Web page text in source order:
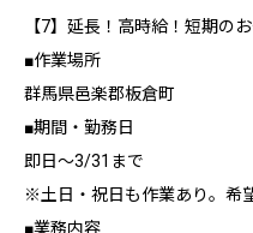
【7】延長！高時給！短期の
■作業場所
群馬県邑楽郡板倉町
■期間・勤務日
即日～3/31まで
※土日・祝日も作業あり。希
■業務内容